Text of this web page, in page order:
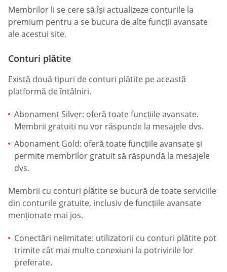
Membrilor li se cere să își actualizeze conturile la
premium pentru a se bucura de alte funcții avansate
ale acestui site.
Conturi plătite
Există două tipuri de conturi plătite pe această
platformă de întâlniri.
Abonament Silver: oferă toate funcțiile avansate.
Membrii gratuiti nu vor răspunde la mesajele dvs.
Abonament Gold: oferă toate funcțiile avansate și
permite membrilor gratuit să răspundă la mesajele
dvs.
Membrii cu conturi plătite se bucură de toate serviciile
din conturile gratuite, inclusiv de funcțiile avansate
menționate mai jos.
Conectări nelimitate: utilizatorii cu conturi plătite pot
trimite cât mai multe conexiuni la potrivirile lor
preferate.